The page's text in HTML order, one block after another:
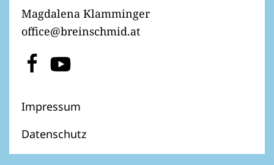
Magdalena Klamminger
office@breinschmid.at
Impressum
Datenschutz